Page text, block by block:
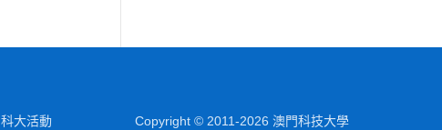
科大活動
Copyright © 2011-2026 澳門科技大學